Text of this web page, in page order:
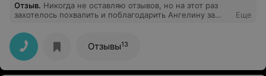
Отзыв. Никогда не оставляю отзывов, но на этот раз
захотелось похвалить и поблагодарить Ангелину за
Еще
Отзывы13